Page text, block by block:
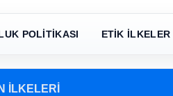
POLİTİKASI ETİK İLKELER
İLKELERİ